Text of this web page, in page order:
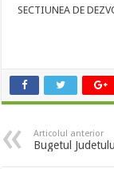
SECTIUNEA DE
Articolul anterior
Bugetul